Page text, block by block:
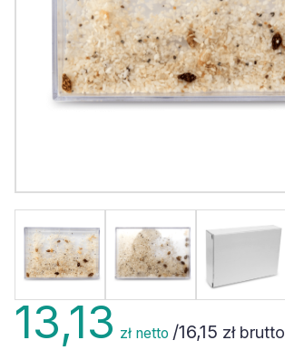
13,13 zł netto /16,15 zł brutto